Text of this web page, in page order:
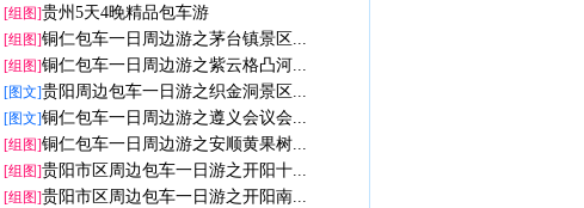
[组图]贵州5天4晚精品包车游
[组图]铜仁包车一日周边游之茅台镇景区...
[组图]铜仁包车一日周边游之紫云格凸河...
[图文]贵阳周边包车一日游之织金洞景区...
[图文]铜仁包车一日周边游之遵义会议会...
[组图]铜仁包车一日周边游之安顺黄果树...
[组图]贵阳市区周边包车一日游之开阳十...
[组图]贵阳市区周边包车一日游之开阳南...